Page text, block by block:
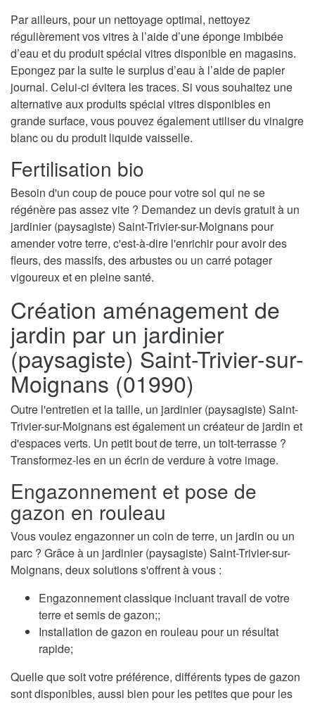
Par ailleurs, pour un nettoyage optimal, nettoyez
régulièrement vos vitres à l’aide d’une éponge imbibée
d’eau et du produit spécial vitres disponible en magasins.
Epongez par la suite le surplus d’eau à l’aide de papier
journal. Celui-ci évitera les traces. Si vous souhaitez une
alternative aux produits spécial vitres disponibles en
grande surface, vous pouvez également utiliser du vinaigre
blanc ou du produit liquide vaisselle.
Fertilisation bio
Besoin d'un coup de pouce pour votre sol qui ne se
régénère pas assez vite ? Demandez un devis gratuit à un
jardinier (paysagiste) Saint-Trivier-sur-Moignans pour
amender votre terre, c'est-à-dire l'enrichir pour avoir des
fleurs, des massifs, des arbustes ou un carré potager
vigoureux et en pleine santé.
Création aménagement de
jardin par un jardinier
(paysagiste) Saint-Trivier-sur-
Moignans (01990)
Outre l'entretien et la taille, un jardinier (paysagiste) Saint-
Trivier-sur-Moignans est également un créateur de jardin et
d'espaces verts. Un petit bout de terre, un toit-terrasse ?
Transformez-les en un écrin de verdure à votre image.
Engazonnement et pose de
gazon en rouleau
Vous voulez engazonner un coin de terre, un jardin ou un
parc ? Grâce à un jardinier (paysagiste) Saint-Trivier-sur-
Moignans, deux solutions s'offrent à vous :
Engazonnement classique incluant travail de votre
terre et semis de gazon;;
Installation de gazon en rouleau pour un résultat
rapide;
Quelle que soit votre préférence, différents types de gazon
sont disponibles, aussi bien pour les petites que pour les